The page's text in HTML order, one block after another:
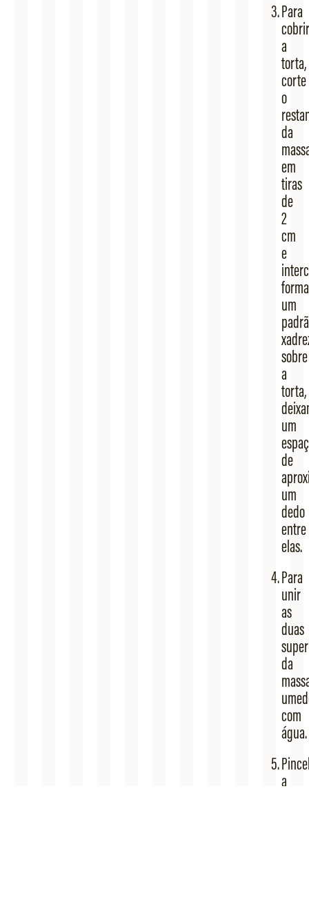
Para
cobrir
a
torta,
corte
o
da
em
tiras
de
2
cm
e
um
sobre
a
torta,
um
de
um
dedo
entre
elas.​
Para
unir
as
duas
da
com
água.​
a